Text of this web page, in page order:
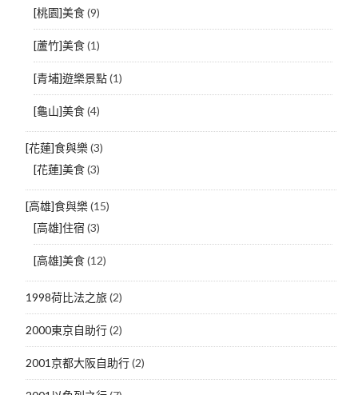
[桃園]美食(9)
[蘆竹]美食(1)
[青埔]遊樂景點(1)
[龜山]美食(4)
[花蓮]食與樂(3)
[花蓮]美食(3)
[高雄]食與樂(15)
[高雄]住宿 (3)
[高雄]美食(12)
1998荷比法之旅(2)
2000東京自助行(2)
2001京都大阪自助行(2)